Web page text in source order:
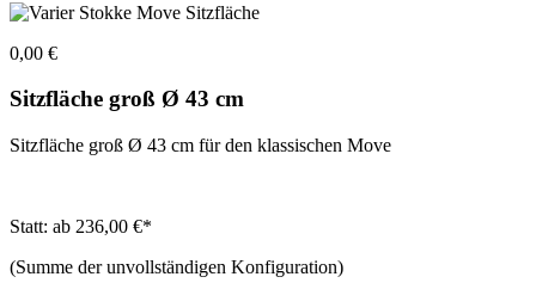
0,00 €
Sitzfläche groß Ø 43 cm
Sitzfläche groß Ø 43 cm für den klassischen Move
Statt: ab 236,00 €*
(Summe der unvollständigen Konfiguration)